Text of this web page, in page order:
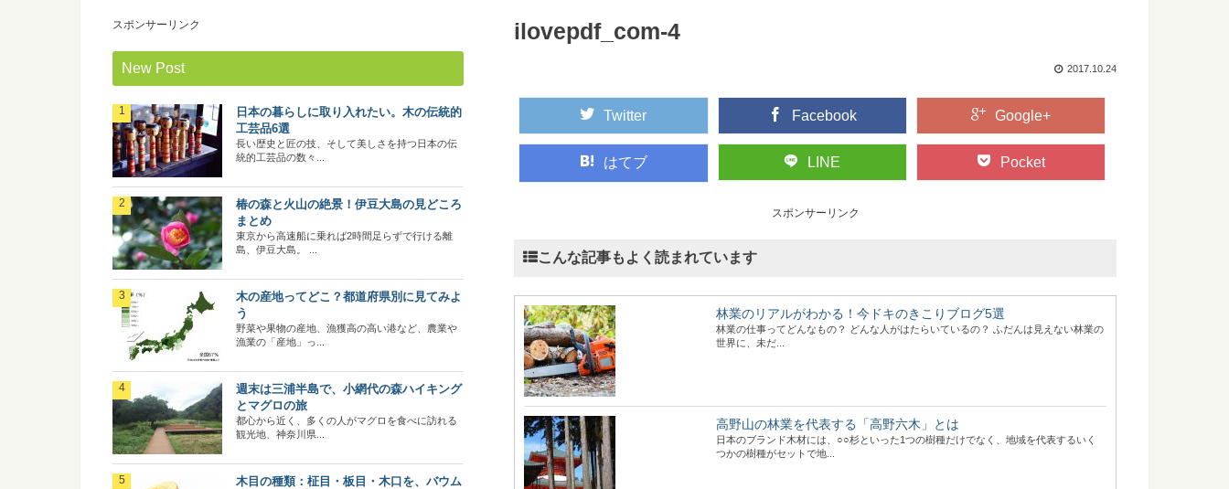
ilovepdf_com-4
2017.10.24
Twitter Facebook Google+
はてブ LINE Pocket
スポンサーリンク
こんな記事もよく読まれています
林業のリアルがわかる！今ドキのきこりブログ5選
林業の仕事ってどんなもの？ どんな人がはたらいているの？ ふだんは見えない林業の
世界に、未だ...
高野山の林業を代表する「高野六木」とは
日本のブランド木材には、○○杉といった1つの樹種だけでなく、地域を代表するいく
つかの樹種がセットで地...
スポンサーリンク
New Post
日本の暮らしに取り入れたい。木の伝統的
工芸品6選
長い歴史と匠の技、そして美しさを持つ日本の伝
統的工芸品の数々...
椿の森と火山の絶景！伊豆大島の見どころ
まとめ
東京から高速船に乗れば2時間足らずで行ける離
島、伊豆大島。 ...
木の産地ってどこ？都道府県別に見てみよ
う
野菜や果物の産地、漁獲高の高い港など、農業や
漁業の「産地」っ...
週末は三浦半島で、小網代の森ハイキング
とマグロの旅
都心から近く、多くの人がマグロを食べに訪れる
観光地、神奈川県...
木目の種類：柾目・板目・木口を、バウム